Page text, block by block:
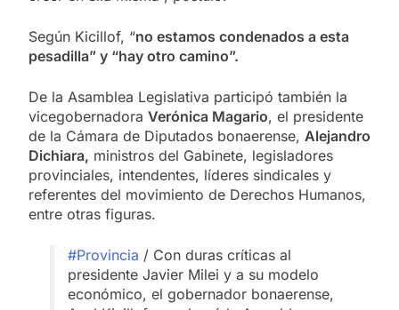
Según Kicillof, “no estamos condenados a esta
pesadilla” y “hay otro camino”.
De la Asamblea Legislativa participó también la
vicegobernadora Verónica Magario, el presidente
de la Cámara de Diputados bonaerense, Alejandro
Dichiara, ministros del Gabinete, legisladores
provinciales, intendentes, líderes sindicales y
referentes del movimiento de Derechos Humanos,
entre otras figuras.
#Provincia / Con duras críticas al
presidente Javier Milei y a su modelo
económico, el gobernador bonaerense,